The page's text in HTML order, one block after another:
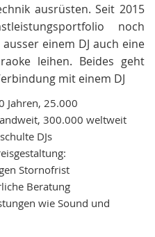
ausrüsten. Seit 2015
noch
einem DJ auch eine
leihen. Beides geht
mit einem DJ
Jahren, 25.000
300.000 weltweit
DJs
Stornofrist
Beratung
wie Sound und